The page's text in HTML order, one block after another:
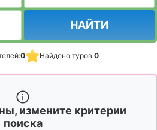
НАЙТИ
0 Найдено туров:0
измените критерии
поиска